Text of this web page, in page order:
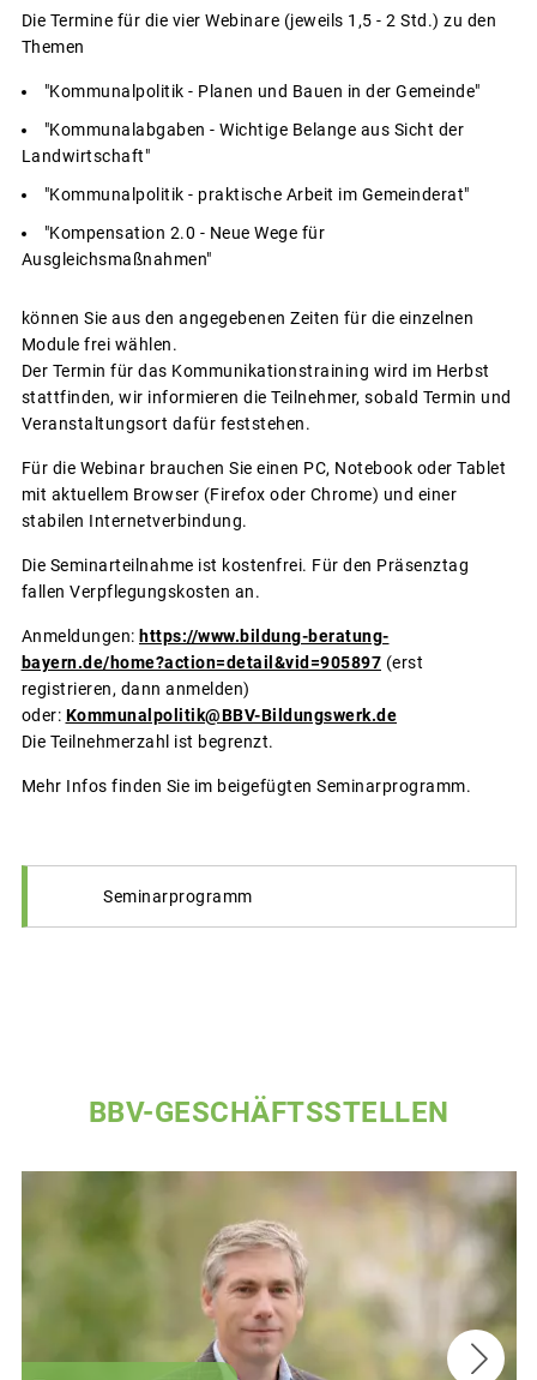
Die Termine für die vier Webinare (jeweils 1,5 - 2 Std.) zu den
Themen
"Kommunalpolitik - Planen und Bauen in der Gemeinde"
"Kommunalabgaben - Wichtige Belange aus Sicht der
Landwirtschaft"
"Kommunalpolitik - praktische Arbeit im Gemeinderat"
"Kompensation 2.0 - Neue Wege für
Ausgleichsmaßnahmen"
können Sie aus den angegebenen Zeiten für die einzelnen
Module frei wählen.
Der Termin für das Kommunikationstraining wird im Herbst
stattfinden, wir informieren die Teilnehmer, sobald Termin und
Veranstaltungsort dafür feststehen.
Für die Webinar brauchen Sie einen PC, Notebook oder Tablet
mit aktuellem Browser (Firefox oder Chrome) und einer
stabilen Internetverbindung.
Die Seminarteilnahme ist kostenfrei. Für den Präsenztag
fallen Verpflegungskosten an.
Anmeldungen: https://www.bildung-beratung-
bayern.de/home?action=detail&vid=905897 (erst
registrieren, dann anmelden)
oder: Kommunalpolitik@BBV-Bildungswerk.de
Die Teilnehmerzahl ist begrenzt.
Mehr Infos finden Sie im beigefügten Seminarprogramm.
Seminarprogramm
BBV-GESCHÄFTSSTELLEN